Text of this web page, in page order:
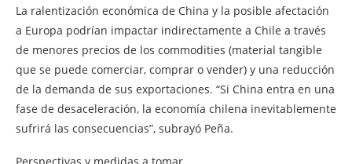
La ralentización económica de China y la posible afectación
a Europa podrían impactar indirectamente a Chile a través
de menores precios de los commodities (material tangible
que se puede comerciar, comprar o vender) y una reducción
de la demanda de sus exportaciones. “Si China entra en una
fase de desaceleración, la economía chilena inevitablemente
sufrirá las consecuencias”, subrayó Peña.